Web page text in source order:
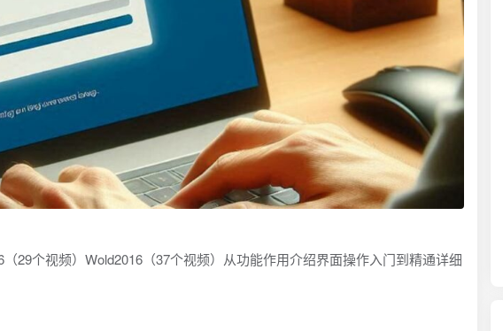
29个视频）Wold2016（37个视频）从功能作用介绍界面操作入门到精通详细